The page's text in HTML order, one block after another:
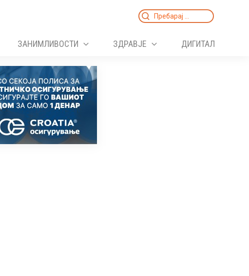
Search
ЗАНИМЛИВОСТИ ЗДРАВЈЕ ДИГИТАЛ